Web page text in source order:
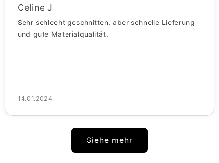
Celine J
Sehr schlecht geschnitten, aber schnelle Lieferung
und gute Materialqualität.
14.01.2024
Siehe mehr